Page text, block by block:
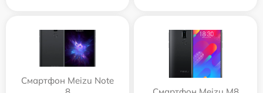
Смартфон Meizu Note